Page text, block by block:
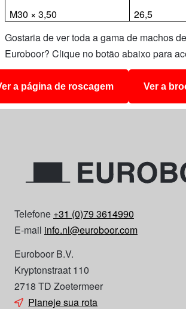
M30 × 3,50
26,5
Gostaria de ver toda a gama de machos
Euroboor? Clique no botão abaixo para
a página de roscagem Ver a
Telefone +31 (0)79 3614990
E-mail info.nl@euroboor.com
Euroboor B.V.
Kryptonstraat 110
2718 TD Zoetermeer
Planeje sua rota